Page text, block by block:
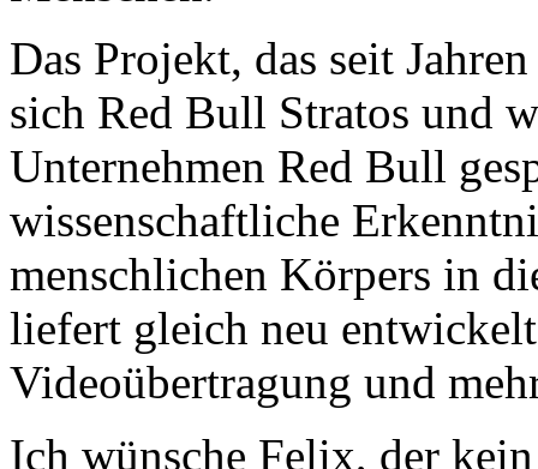
Das Projekt, das seit
sich Red Bull Stratos und
Unternehmen Red Bull
wissenschaftliche
menschlichen Körpers in
liefert gleich neu
Videoübertragung und
Ich wünsche Felix, der